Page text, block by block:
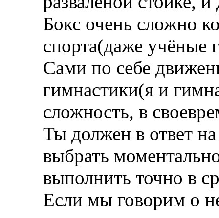
Бокс очень сложно
спорта(даже учёные
Сами по себе
гимнастики(я и
сложность, в
Ты должен в ответ
выбрать
выполнить точно в
Если мы говорим о